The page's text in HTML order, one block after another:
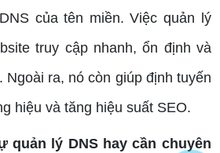
của tên miền. Việc quản lý
truy cập nhanh, ổn định và
Ngoài ra, nó còn giúp định tuyến
hiệu và tăng hiệu suất SEO.
quản lý DNS hay cần chuyên